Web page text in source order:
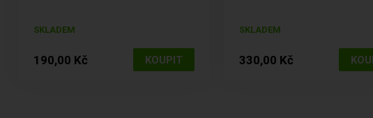
SKLADEM
190,00 Kč
SKLADEM
330,00 Kč